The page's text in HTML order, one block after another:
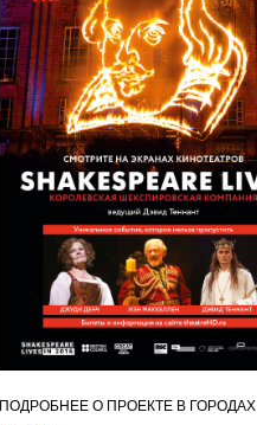
ПОДРОБНЕЕ О ПРОЕКТЕ В